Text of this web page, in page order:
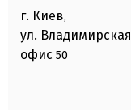
г. Киев,
ул. Владимирская
офис 50